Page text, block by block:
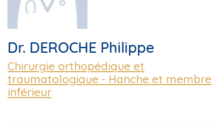
Dr. DEROCHE Philippe
Chirurgie orthopédique et
traumatologique - Hanche et membre
inférieur